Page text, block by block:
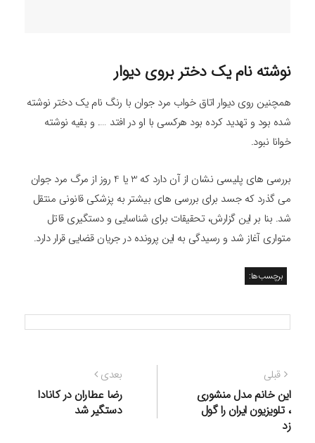
نوشته نام یک دختر بروی دیوار
همچنین روی دیوار اتاق خواب مرد جوان با رنگ نام یک دختر نوشته
شده بود و تهدید کرده بود هرکسی با او در افتد …. و بقیه نوشته
خوانا نبود.
بررسی های پلیسی نشان از آن دارد که 3 یا 4 روز از مرگ مرد جوان
می گذرد که جسد برای بررسی های بیشتر به پزشکی قانونی منتقل
شد. بنا بر این گزارش، تحقیقات برای شناسایی و دستگیری قاتل
متواری آغاز شد و رسیدگی به این پرونده در جریان قضایی قرار دارد.
برچسب‌ها:
راهبری
نوشته
قبلی
قبلی:
این خانم مدل منشوری
، تلویزیون ایران را گول
زد
بعدی
بعدی:
رضا عطاران در کانادا
دستگیر شد